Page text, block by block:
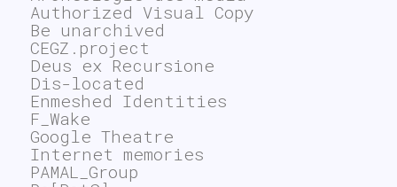
Authorized Visual Copy
Be unarchived
CEGZ.project
Deus ex Recursione
Dis-located
Enmeshed Identities
F_Wake
Google Theatre
Internet memories
PAMAL_Group